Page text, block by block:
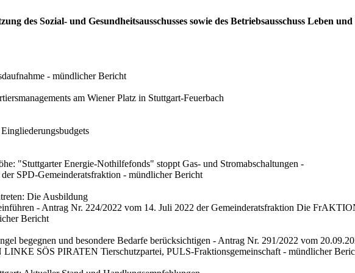
des Sozial- und Gesundheitsausschusses sowie des Betriebsausschuss Leben
- mündlicher Bericht
am Wiener Platz in Stuttgart-Feuerbach
"Stuttgarter Energie-Nothilfefonds" stoppt Gas- und Stromabschaltungen -
SPD-Gemeinderatsfraktion - mündlicher Bericht
Die Ausbildung
- Antrag Nr. 224/2022 vom 14. Juli 2022 der Gemeinderatsfraktion Die
Bericht
begegnen und besondere Bedarfe berücksichtigen - Antrag Nr. 291/2022 vom
SÖS PIRATEN Tierschutzpartei, PULS-Fraktionsgemeinschaft - mündlicher